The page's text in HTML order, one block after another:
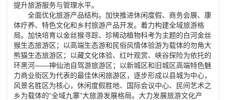
提升旅游服务与管理水平。
全面优化旅游产品结构。加快推进休闲度假、商务会展、康
体疗养、特色文化和乡村旅游产品开发。着力构建全域旅游格
局。加快培育以金丝猴寻踪、珍稀动植物科考为主题的白河金丝
猴生态旅游区；以高端生态游和民俗风情体验游为载体的勿角大
熊猫生态旅游区；以藏文化体验、红叶观赏、峡谷探险为依托的
环黑河——神仙池自驾游旅游区；以新城区和旧城区高端特色魅
力商业街区为代表的最佳休闲旅游区，逐步形成以县城为中心，
风景名胜区为核心，休闲度假胜地、国际会议中心、民间艺术之
乡为载体的“全域九寨”大旅游发展格局。大力发展旅游文化产